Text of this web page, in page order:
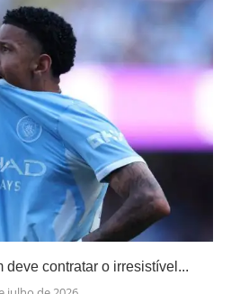
deve contratar o irresistível...